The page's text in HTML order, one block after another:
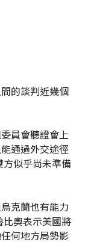
的談判近幾個
員會聽證會上
通過外交途徑
似乎尚未準備
克蘭也有能力
奧表示美國將
何地方局勢影